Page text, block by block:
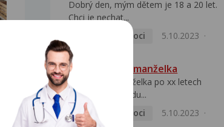
Dobrý den, mým dětem je 18 a 20 let.
Chci je nechat...
Pohlavní nemoci
5.10.2023
HPV pozitivní manželka
Dobrý den, manželka po xx letech
přivezla z Východu...
Pohlavní nemoci
5.10.2023